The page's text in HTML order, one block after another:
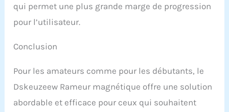
qui permet une plus grande marge de progression
pour l’utilisateur.
Conclusion
Pour les amateurs comme pour les débutants, le
Dskeuzeew Rameur magnétique offre une solution
abordable et efficace pour ceux qui souhaitent